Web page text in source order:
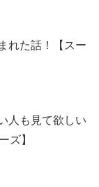
れた話！【スー
人も見て欲しい
ズ】